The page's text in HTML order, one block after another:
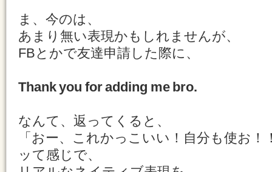
ま、今のは、
あまり無い表現かもしれませんが、
FBとかで友達申請した際に、
Thank you for adding me bro.
なんて、返ってくると、
「おー、これかっこいい！自分も使お！
ッて感じで、